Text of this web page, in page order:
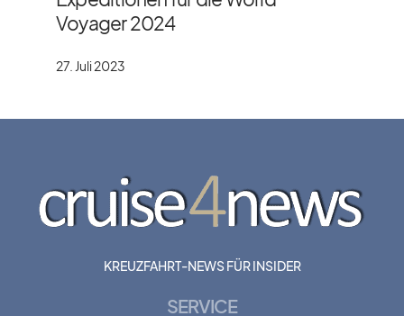
Voyager 2024
27. Juli 2023
KREUZFAHRT-NEWS FÜR INSIDER
SERVICE